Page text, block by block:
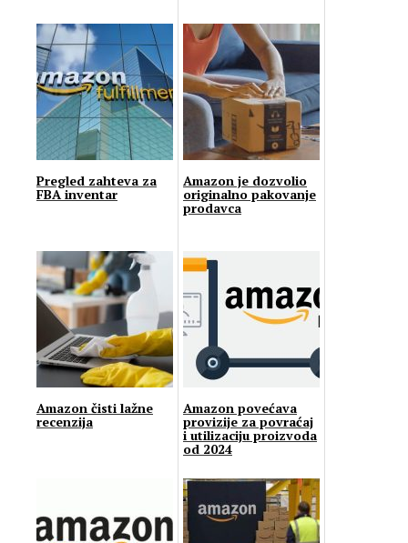
Pregled zahteva za
FBA inventar
Amazon je dozvolio
originalno pakovanje
prodavca
Amazon čisti lažne
recenzija
Amazon povećava
provizije za povraćaj
i utilizaciju proizvoda
od 2024